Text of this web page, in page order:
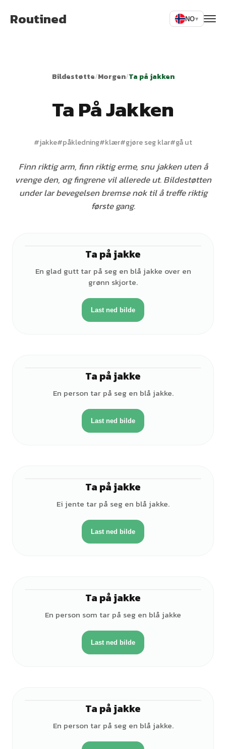
Routined NO▾
Bildestøtte/Morgen/Ta på jakken
Ta På Jakken
#jakke#påkledning#klær#gjøre seg klar#gå ut
Finn riktig arm, finn riktig erme, snu jakken uten å
vrenge den, og fingrene vil allerede ut. Bildestøtten
under lar bevegelsen bremse nok til å treffe riktig
første gang.
Ta på jakke
En glad gutt tar på seg en blå jakke over en
grønn skjorte.
Last ned bilde
Ta på jakke
En person tar på seg en blå jakke.
Last ned bilde
Ta på jakke
Ei jente tar på seg en blå jakke.
Last ned bilde
Ta på jakke
En person som tar på seg en blå jakke
Last ned bilde
Ta på jakke
En person tar på seg en blå jakke.